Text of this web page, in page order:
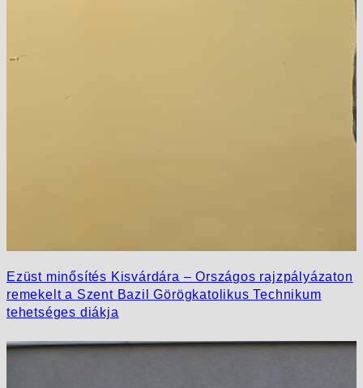
Ezüst minősítés Kisvárdára – Országos rajzpályázaton
remekelt a Szent Bazil Görögkatolikus Technikum
tehetséges diákja